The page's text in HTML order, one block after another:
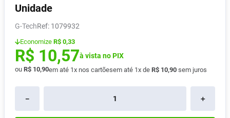
Unidade
G-Tech : 1079932
Economize R$ 0,33
R$ 10,57à vista no PIX
ou R$ 10,90em até 1x nos cartõesem até 1x de R$ 10,90 sem juros
＋
－
7º Shampoo
8 º Pampers Confort Sec
Vitamina D
10 Soro Fisiológico